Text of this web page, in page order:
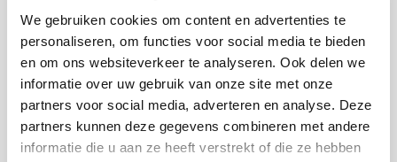
We gebruiken cookies om content en advertenties te
personaliseren, om functies voor social media te bieden
en om ons websiteverkeer te analyseren. Ook delen we
informatie over uw gebruik van onze site met onze
partners voor social media, adverteren en analyse. Deze
partners kunnen deze gegevens combineren met andere
informatie die u aan ze heeft verstrekt of die ze hebben
+31 23 205 2006
info@bruut.nl
Contact Formulier
Open 12:00 - 18:00
OPENINGSTIJDEN